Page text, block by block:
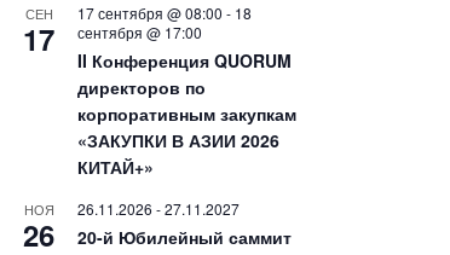
СЕН
17
17 сентября @ 08:00 - 18
сентября @ 17:00
II Конференция QUORUM
директоров по
корпоративным закупкам
«ЗАКУПКИ В АЗИИ 2026
КИТАЙ+»
НОЯ
26
26.11.2026 -27.11.2027
20-й Юбилейный саммит